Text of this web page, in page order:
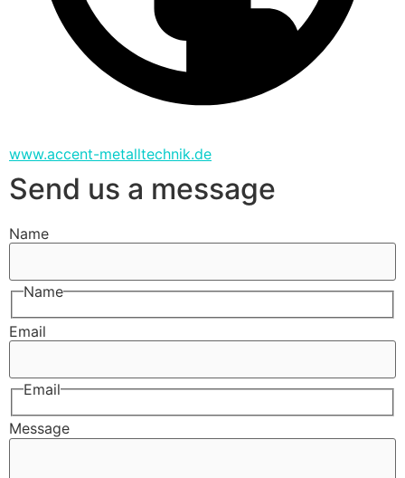
www.accent-metalltechnik.de
Send us a message
Name
Name
Email
Email
Message